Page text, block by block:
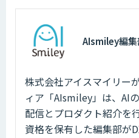
AIsmiley編集
株式会社アイスマイリー
ィア「AIsmiley」は、AI
配信とプロダクト紹介を
資格を保有した編集部が